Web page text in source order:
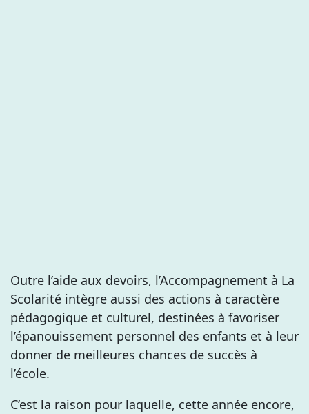
Outre l’aide aux devoirs, l’Accompagnement à La
Scolarité intègre aussi des actions à caractère
pédagogique et culturel, destinées à favoriser
l’épanouissement personnel des enfants et à leur
donner de meilleures chances de succès à
l’école.
C’est la raison pour laquelle, cette année encore,